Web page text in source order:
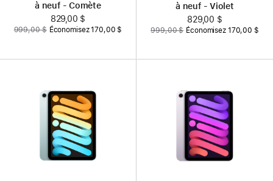
à neuf - Comète
Nouveau
prix
829,00 $
Auparavant
999,00 $ Économisez 170,00 $
à neuf - Violet
Nouveau
prix
829,00 $
Auparavant
999,00 $ Économisez 170,00 $